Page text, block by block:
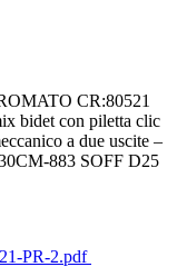
CR:80521
bidet con piletta clic
a due uscite –
883 SOFF D25
PR-2.pdf